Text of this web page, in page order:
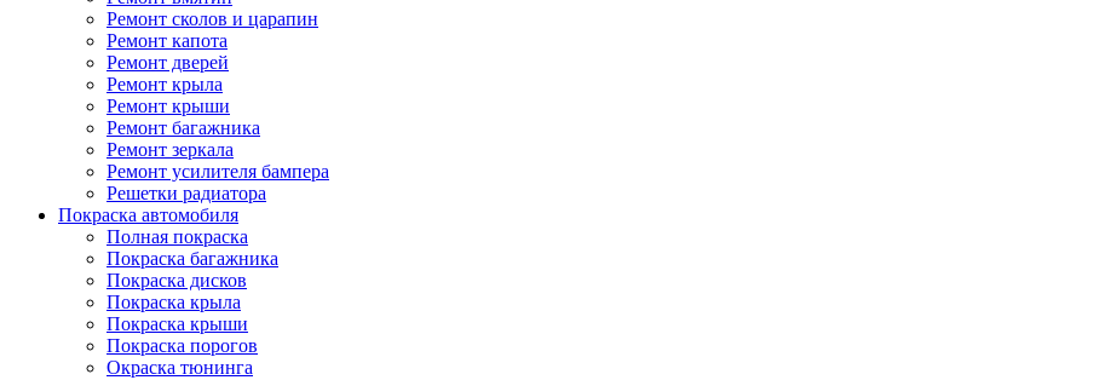
Ремонт сколов и царапин
Ремонт капота
Ремонт дверей
Ремонт крыла
Ремонт крыши
Ремонт багажника
Ремонт зеркала
Ремонт усилителя бампера
Решетки радиатора
Покраска автомобиля
Полная покраска
Покраска багажника
Покраска дисков
Покраска крыла
Покраска крыши
Покраска порогов
Окраска тюнинга